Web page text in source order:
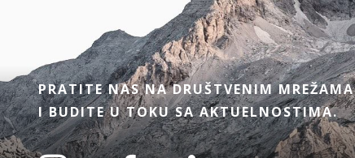
PRATITE NAS NA DRUŠTVENIM MREŽAMA
I BUDITE U TOKU SA AKTUELNOSTIMA.